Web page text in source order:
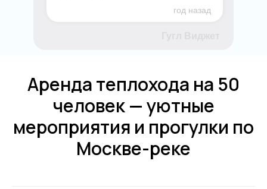
год назад
Аренда теплохода на 50
человек — уютные
мероприятия и прогулки по
Москве-реке